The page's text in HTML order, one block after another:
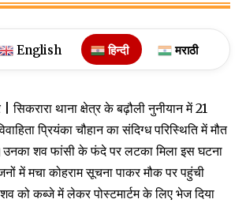
English हिन्दी मराठी
सिकरारा थाना क्षेत्र के बढ़ौली नुनीयान में 21
प्रियंका चौहान का संदिग्ध परिस्थिति में मौत
शव फांसी के फंदे पर लटका मिला इस घटना
में मचा कोहराम सूचना पाकर मौक पर पहुंची
को कब्जे में लेकर पोस्टमार्टम के लिए भेज दिया